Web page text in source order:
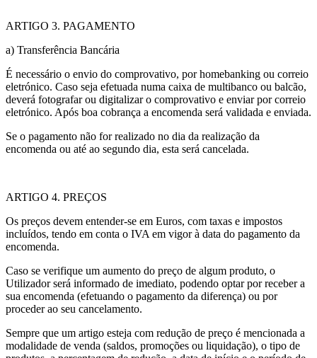
ARTIGO 3. PAGAMENTO
a) Transferência Bancária
É necessário o envio do comprovativo, por homebanking ou correio
eletrónico. Caso seja efetuada numa caixa de multibanco ou balcão,
deverá fotografar ou digitalizar o comprovativo e enviar por correio
eletrónico. Após boa cobrança a encomenda será validada e enviada.
Se o pagamento não for realizado no dia da realização da
encomenda ou até ao segundo dia, esta será cancelada.
ARTIGO 4. PREÇOS
Os preços devem entender-se em Euros, com taxas e impostos
incluídos, tendo em conta o IVA em vigor à data do pagamento da
encomenda.
Caso se verifique um aumento do preço de algum produto, o
Utilizador será informado de imediato, podendo optar por receber a
sua encomenda (efetuando o pagamento da diferença) ou por
proceder ao seu cancelamento.
Sempre que um artigo esteja com redução de preço é mencionada a
modalidade de venda (saldos, promoções ou liquidação), o tipo de